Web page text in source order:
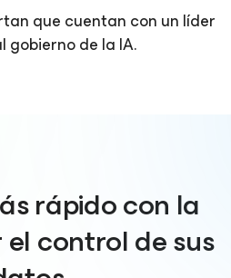
que cuentan con un líder
gobierno de la IA.
rápido con la
el control de sus